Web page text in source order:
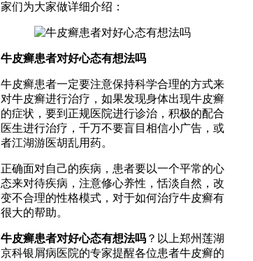
家们为大家做详细介绍：
牛皮癣患者对好心态有想法吗
牛皮癣患者一定要注意保持科学合理的方式来
对牛皮癣进行治疗，如果发现身体出现牛皮癣
的症状，要到正规医院进行诊治，积极的配合
医生进行治疗，千万不要盲目相信小广告，或
者江湖游医胡乱用药。
正确面对自己的疾病，患者要以一个平常的心
态来对待疾病，注意修心养性，恬淡自然，改
变不合理的性格模式，对于如何治疗牛皮癣有
很大的帮助。
牛皮癣患者对好心态有想法吗 ？以上郑州莲湖
京科银屑病医院的专家提醒各位患者牛皮癣的